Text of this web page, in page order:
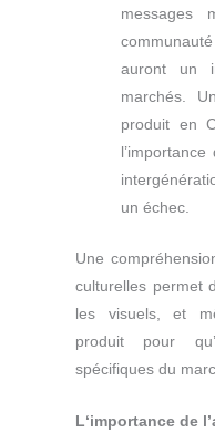
messages
auront un
marchés.
produit en
un échec.
Une
culturelles permet
les visuels, et
produit pour
spécifiques du
L‘importance de